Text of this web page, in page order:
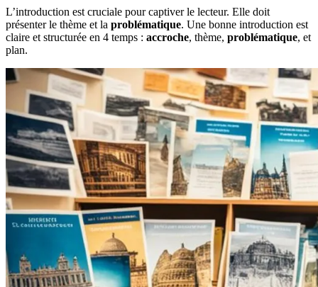
L’introduction est cruciale pour captiver le lecteur. Elle doit
présenter le thème et la problématique. Une bonne introduction est
claire et structurée en 4 temps : accroche, thème, problématique, et
plan.